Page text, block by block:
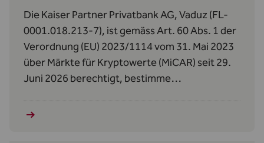
Die Kaiser Partner Privatbank AG, Vaduz (FL-
0001.018.213-7), ist gemäss Art. 60 Abs. 1 der
Verordnung (EU) 2023/1114 vom 31. Mai 2023
über Märkte für Kryptowerte (MiCAR) seit 29.
Juni 2026 berechtigt, bestimme